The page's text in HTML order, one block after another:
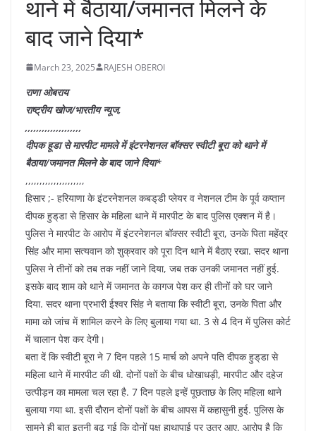
थाने में बैठाया/जमानत मिलने के
बाद जाने दिया*
March 23, 2025 RAJESH OBEROI
राणा ओबराय
राष्ट्रीय खोज/भारतीय न्यूज,
,,,,,,,,,,,,,,,,,,,,
दीपक हूडा से मारपीट मामले में इंटरनेशनल बॉक्सर स्वीटी बूरा को थाने में
बैठाया/जमानत मिलने के बाद जाने दिया*
,,,,,,,,,,,,,,,,,,,,,
हिसार ;- हरियाणा के इंटरनेशनल कबड्‌डी प्लेयर व नेशनल टीम के पूर्व कप्तान
दीपक हुड्‌डा से हिसार के महिला थाने में मारपीट के बाद पुलिस एक्शन में है।
पुलिस ने मारपीट के आरोप में इंटरनेशनल बॉक्सर स्वीटी बूरा, उनके पिता महेंद्र
सिंह और मामा सत्यवान को शुक्रवार को पूरा दिन थाने में बैठाए रखा. सदर थाना
पुलिस ने तीनों को तब तक नहीं जाने दिया, जब तक उनकी जमानत नहीं हुई.
इसके बाद शाम को थाने में जमानत के कागज पेश कर ही तीनों को घर जाने
दिया. सदर थाना प्रभारी ईश्वर सिंह ने बताया कि स्वीटी बूरा, उनके पिता और
मामा को जांच में शामिल करने के लिए बुलाया गया था. 3 से 4 दिन में पुलिस कोर्ट
में चालान पेश कर देगी।
बता दें कि स्वीटी बूरा ने 7 दिन पहले 15 मार्च को अपने पति दीपक हुड्‌डा से
महिला थाने में मारपीट की थी. दोनों पक्षों के बीच धोखाधड़ी, मारपीट और दहेज
उत्पीड़न का मामला चल रहा है. 7 दिन पहले इन्हें पूछताछ के लिए महिला थाने
बुलाया गया था. इसी दौरान दोनों पक्षों के बीच आपस में कहासुनी हुई. पुलिस के
सामने ही बात इतनी बढ़ गई कि दोनों पक्ष हाथापाई पर उतर आए. आरोप है कि